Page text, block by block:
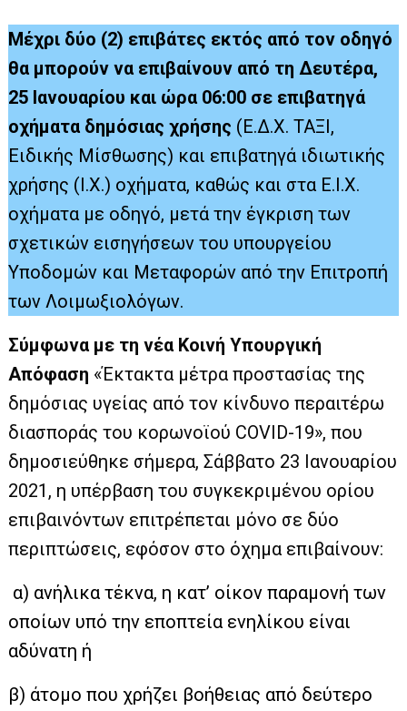
Μέχρι δύο (2) επιβάτες εκτός από τον οδηγό
θα μπορούν να επιβαίνουν από τη Δευτέρα,
25 Ιανουαρίου και ώρα 06:00 σε επιβατηγά
οχήματα δημόσιας χρήσης (Ε.Δ.Χ. ΤΑΞΙ,
Ειδικής Μίσθωσης) και επιβατηγά ιδιωτικής
χρήσης (Ι.Χ.) οχήματα, καθώς και στα Ε.Ι.Χ.
οχήματα με οδηγό, μετά την έγκριση των
σχετικών εισηγήσεων του υπουργείου
Υποδομών και Μεταφορών από την Επιτροπή
των Λοιμωξιολόγων.
Σύμφωνα με τη νέα Κοινή Υπουργική
Απόφαση «Έκτακτα μέτρα προστασίας της
δημόσιας υγείας από τον κίνδυνο περαιτέρω
διασποράς του κορωνοϊού COVID-19», που
δημοσιεύθηκε σήμερα, Σάββατο 23 Ιανουαρίου
2021, η υπέρβαση του συγκεκριμένου ορίου
επιβαινόντων επιτρέπεται μόνο σε δύο
περιπτώσεις, εφόσον στο όχημα επιβαίνουν:
α) ανήλικα τέκνα, η κατ’ οίκον παραμονή των
οποίων υπό την εποπτεία ενηλίκου είναι
αδύνατη ή
β) άτομο που χρήζει βοήθειας από δεύτερο